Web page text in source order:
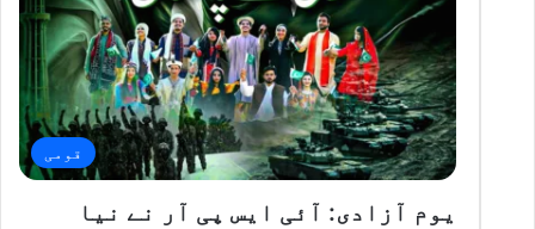
قومی
یوم آزادی: آئی ایس پی آر نے نیا